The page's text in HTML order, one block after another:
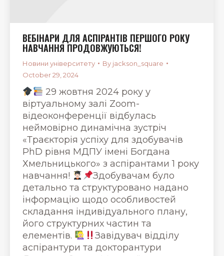
ВЕБІНАРИ ДЛЯ АСПІРАНТІВ ПЕРШОГО РОКУ
НАВЧАННЯ ПРОДОВЖУЮТЬСЯ!
Новини університету By jackson_square
October 29, 2024
29 жовтня 2024 року у
віртуальному залі Zoom-
відеоконференції відбулась
неймовірно динамічна зустріч
«Траєкторія успіху для здобувачів
PhD рівня МДПУ імені Богдана
Хмельницького» з аспірантами 1 року
навчання!
Здобувачам було
детально та структуровано надано
інформацію щодо особливостей
складання індивідуального плану,
його структурних частин та
елементів.
Завідувач відділу
аспірантури та докторантури